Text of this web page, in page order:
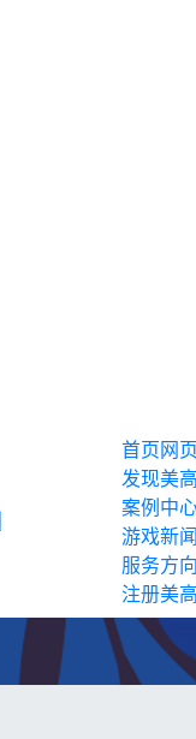
首页网
发现美
案例中
游戏新闻
服务方向
注册美